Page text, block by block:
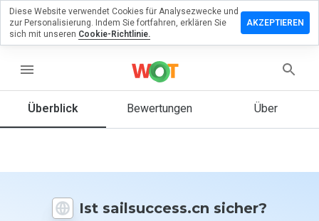
menu
Überblick Bewertungen Über
Ist sailsuccess.cn sicher?
zu
Sie diese
auf einer
Skala von
Diese Website verwendet Cookies für Analysezwecke und
zur Personalisierung. Indem Sie fortfahren, erklären Sie
sich mit unseren Cookie-Richtlinie.
AKZEPTIEREN